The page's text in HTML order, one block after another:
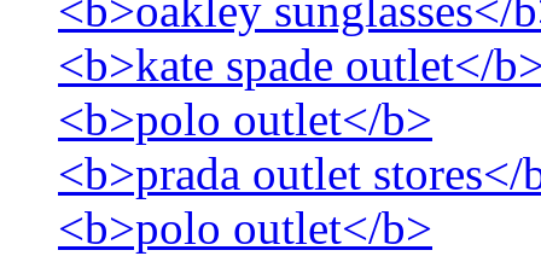
<b>oakley sunglasses</
<b>kate spade outlet</
<b>polo outlet</b>
<b>prada outlet stores</
<b>polo outlet</b>